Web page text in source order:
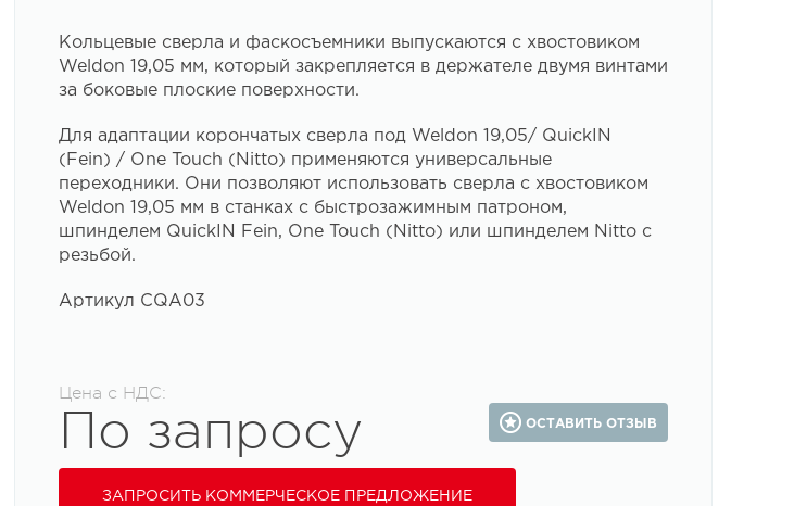
Кольцевые сверла и фаскосъемники выпускаются с хвостовиком
Weldon 19,05 мм, который закрепляется в держателе двумя винтами
за боковые плоские поверхности.
Для адаптации корончатых сверла под Weldon 19,05/ QuickIN
(Fein) / One Touch (Nitto) применяются универсальные
переходники. Они позволяют использовать сверла с хвостовиком
Weldon 19,05 мм в станках с быстрозажимным патроном,
шпинделем QuickIN Fein, One Touch (Nitto) или шпинделем Nitto с
резьбой.
Артикул CQA03
Цена с НДС:
По запросу
ЗАПРОСИТЬ КОММЕРЧЕСКОЕ ПРЕДЛОЖЕНИЕ
ОСТАВИТЬ ОТЗЫВ